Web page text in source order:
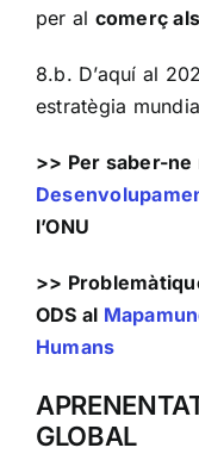
per al comerç
8.b. D’aquí al
estratègia
>> Per saber-ne
l’ONU
>>
ODS al
Humans
GLOBAL